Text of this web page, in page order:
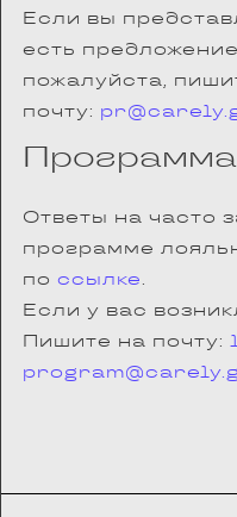
Если вы
есть
пожалуйста,
почту:
Программа
Ответы на часто
программе
по ссылке.
Если у вас
Пишите на почту: